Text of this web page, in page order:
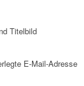
Titelbild
E-Mail-Adresse